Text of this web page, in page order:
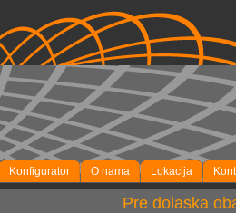
Konfigurator O nama Lokacija
Pre dolaska